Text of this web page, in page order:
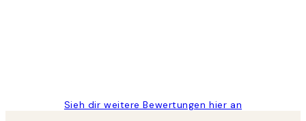
Sieh dir weitere Bewertungen hier an